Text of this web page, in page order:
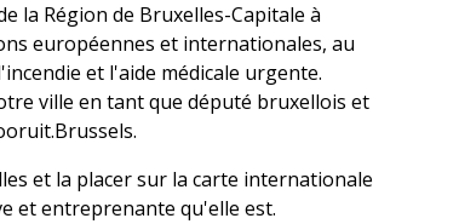
la Région de Bruxelles-Capitale à
européennes et internationales, au
et l'aide médicale urgente.
ville en tant que député bruxellois et
et la placer sur la carte internationale
et entreprenante qu'elle est.